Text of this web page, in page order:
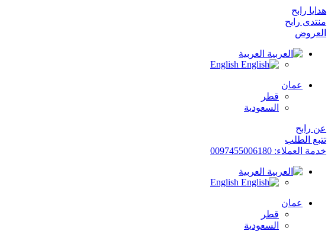
هدايا رابح
منتدى رابح
العروض
العربية
English
عمان
قطر
السعودية
عن رابح
تتبع الطلب
خدمة العملاء: 0097455006180
العربية
English
عمان
قطر
السعودية